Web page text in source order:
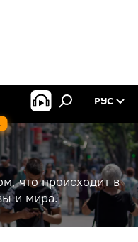
РУС
что происходит в
и мира.